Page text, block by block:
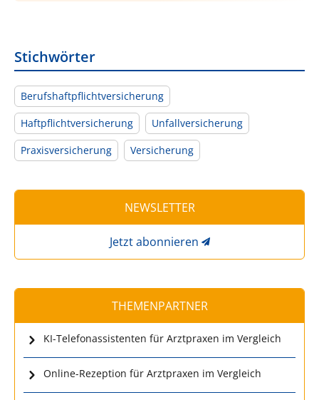
Stichwörter
Berufshaftpflichtversicherung
Haftpflichtversicherung
Unfallversicherung
Praxisversicherung
Versicherung
NEWSLETTER
Jetzt abonnieren
THEMENPARTNER
KI-Telefonassistenten für Arztpraxen im Vergleich
Online-Rezeption für Arztpraxen im Vergleich